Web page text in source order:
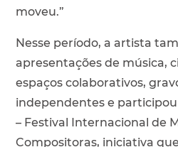
moveu.”
Nesse período, a artista
apresentações de música,
espaços colaborativos,
independentes e
– Festival Internacional de
Compositoras, iniciativa